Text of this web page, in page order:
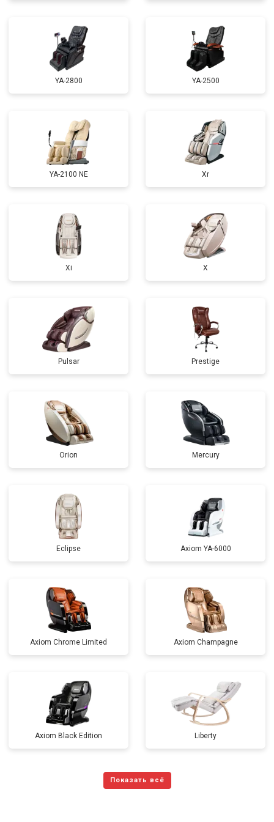
Ремонт купюроприемника Заказать
Замена сетевого трансформатора от 4500 ₽ Заказать
Ремонт микро-лифта от 5500 ₽
YA-2800 YA-2500
YA-2100 NE Xr
Xi X
Pulsar Prestige
Orion Mercury
Eclipse Axiom YA-6000
Axiom Chrome Limited Axiom Champagne
Axiom Black Edition Liberty